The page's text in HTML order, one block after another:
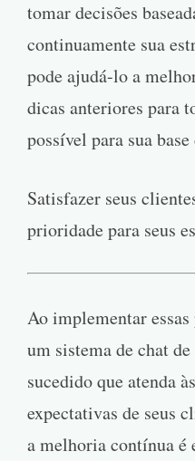
tomar decisões
continuamente sua
pode ajudá-lo a
dicas anteriores para
possível para sua
Satisfazer seus
prioridade para seus
Ao implementar
um sistema de chat
sucedido que atenda
expectativas de seus
a melhoria contínua é